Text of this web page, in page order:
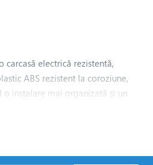
carcasă electrică rezistentă,
ABS rezistent la coroziune,
instalare mai organizată și un